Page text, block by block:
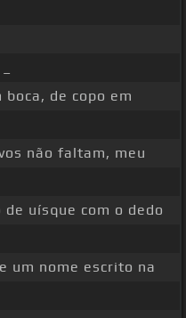
boca, de copo em
não faltam, meu
uísque com o dedo
um nome escrito na